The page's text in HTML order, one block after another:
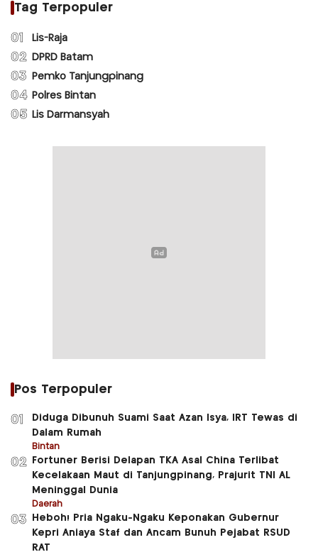
Tag Terpopuler
01 Lis-Raja
02 DPRD Batam
03 Pemko Tanjungpinang
04 Polres Bintan
05 Lis Darmansyah
Pos Terpopuler
01
Diduga Dibunuh Suami Saat Azan Isya, IRT Tewas di
Dalam Rumah
Bintan
02
Fortuner Berisi Delapan TKA Asal China Terlibat
Kecelakaan Maut di Tanjungpinang, Prajurit TNI AL
Meninggal Dunia
Daerah
03
Heboh! Pria Ngaku-Ngaku Keponakan Gubernur
Kepri Aniaya Staf dan Ancam Bunuh Pejabat RSUD
RAT